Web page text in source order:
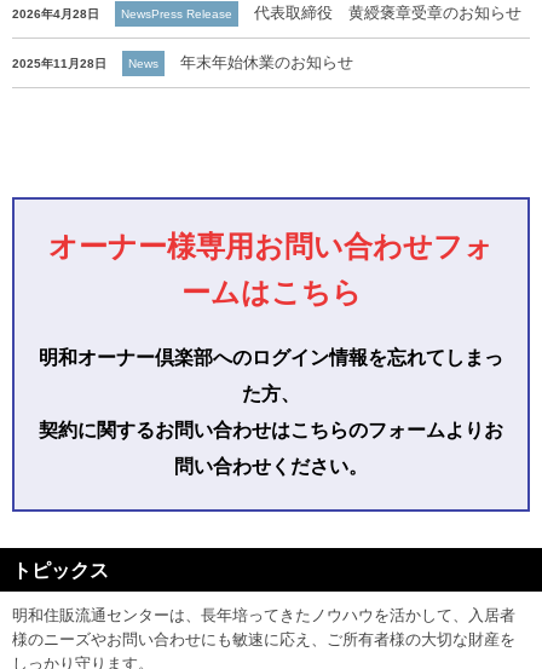
2026年4月28日 NewsPress Release 代表取締役 黄綬褒章受章のお知らせ
2025年11月28日 News 年末年始休業のお知らせ
オーナー様専用お問い合わせフォ
ームはこちら
明和オーナー倶楽部へのログイン情報を忘れてしまっ
た方、
契約に関するお問い合わせはこちらのフォームよりお
問い合わせください。
明和住販流通センターは、長年培ってきたノウハウを活かして、入居者
様のニーズやお問い合わせにも敏速に応え、ご所有者様の大切な財産を
しっかり守ります。